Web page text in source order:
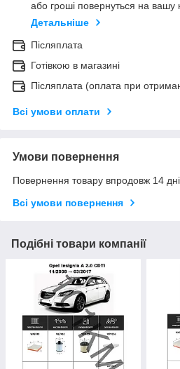
або гроші повернуться на вашу
Детальніше
Післяплата
Готівкою в магазині
Післяплата (оплата при
Всі умови оплати
Умови повернення
Повернення товару впродовж 14
Всі умови повернення
Подібні товари компанії